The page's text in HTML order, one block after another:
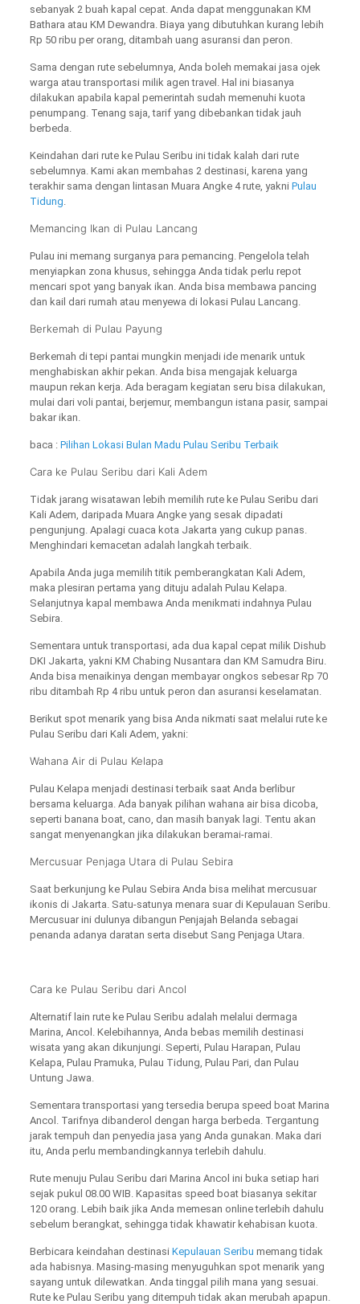
sebanyak 2 buah kapal cepat. Anda dapat menggunakan KM
Bathara atau KM Dewandra. Biaya yang dibutuhkan kurang lebih
Rp 50 ribu per orang, ditambah uang asuransi dan peron.
Sama dengan rute sebelumnya, Anda boleh memakai jasa ojek
warga atau transportasi milik agen travel. Hal ini biasanya
dilakukan apabila kapal pemerintah sudah memenuhi kuota
penumpang. Tenang saja, tarif yang dibebankan tidak jauh
berbeda.
Keindahan dari rute ke Pulau Seribu ini tidak kalah dari rute
sebelumnya. Kami akan membahas 2 destinasi, karena yang
terakhir sama dengan lintasan Muara Angke 4 rute, yakni Pulau
Tidung
Memancing Ikan di Pulau Lancang
Pulau ini memang surganya para pemancing. Pengelola telah
menyiapkan zona khusus, sehingga Anda tidak perlu repot
mencari spot yang banyak ikan. Anda bisa membawa pancing
dan kail dari rumah atau menyewa di lokasi Pulau Lancang.
Berkemah di Pulau Payung
Berkemah di tepi pantai mungkin menjadi ide menarik untuk
menghabiskan akhir pekan. Anda bisa mengajak keluarga
maupun rekan kerja. Ada beragam kegiatan seru bisa dilakukan,
mulai dari voli pantai, berjemur, membangun istana pasir, sampai
bakar ikan.
baca : Pilihan Lokasi Bulan Madu Pulau Seribu Terbaik
Cara ke Pulau Seribu dari Kali Adem
Tidak jarang wisatawan lebih memilih rute ke Pulau Seribu dari
Kali Adem, daripada Muara Angke yang sesak dipadati
pengunjung. Apalagi cuaca kota Jakarta yang cukup panas.
Menghindari kemacetan adalah langkah terbaik.
Apabila Anda juga memilih titik pemberangkatan Kali Adem,
maka plesiran pertama yang dituju adalah Pulau Kelapa.
Selanjutnya kapal membawa Anda menikmati indahnya Pulau
Sebira.
Sementara untuk transportasi, ada dua kapal cepat milik Dishub
DKI Jakarta, yakni KM Chabing Nusantara dan KM Samudra Biru.
Anda bisa menaikinya dengan membayar ongkos sebesar Rp 70
ribu ditambah Rp 4 ribu untuk peron dan asuransi keselamatan.
Berikut spot menarik yang bisa Anda nikmati saat melalui rute ke
Pulau Seribu dari Kali Adem, yakni:
Wahana Air di Pulau Kelapa
Pulau Kelapa menjadi destinasi terbaik saat Anda berlibur
bersama keluarga. Ada banyak pilihan wahana air bisa dicoba,
seperti banana boat, cano, dan masih banyak lagi. Tentu akan
sangat menyenangkan jika dilakukan beramai-ramai.
Mercusuar Penjaga Utara di Pulau Sebira
Saat berkunjung ke Pulau Sebira Anda bisa melihat mercusuar
ikonis di Jakarta. Satu-satunya menara suar di Kepulauan Seribu.
Mercusuar ini dulunya dibangun Penjajah Belanda sebagai
penanda adanya daratan serta disebut Sang Penjaga Utara.
Cara ke Pulau Seribu dari Ancol
Alternatif lain rute ke Pulau Seribu adalah melalui dermaga
Marina, Ancol. Kelebihannya, Anda bebas memilih destinasi
wisata yang akan dikunjungi. Seperti, Pulau Harapan, Pulau
Kelapa, Pulau Pramuka, Pulau Tidung, Pulau Pari, dan Pulau
Untung Jawa.
Sementara transportasi yang tersedia berupa speed boat Marina
Ancol. Tarifnya dibanderol dengan harga berbeda. Tergantung
jarak tempuh dan penyedia jasa yang Anda gunakan. Maka dari
itu, Anda perlu membandingkannya terlebih dahulu.
Rute menuju Pulau Seribu dari Marina Ancol ini buka setiap hari
sejak pukul 08.00 WIB. Kapasitas speed boat biasanya sekitar
120 orang. Lebih baik jika Anda memesan online terlebih dahulu
sebelum berangkat, sehingga tidak khawatir kehabisan kuota.
Berbicara keindahan destinasi Kepulauan Seribu memang tidak
ada habisnya. Masing-masing menyuguhkan spot menarik yang
sayang untuk dilewatkan. Anda tinggal pilih mana yang sesuai.
Rute ke Pulau Seribu yang ditempuh tidak akan merubah apapun.